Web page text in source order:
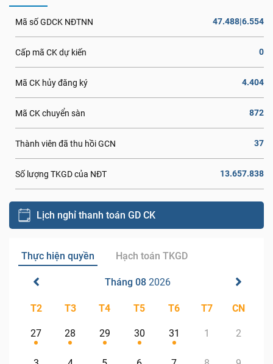
Mã số GDCK NĐTNN 47.488|6.554
Cấp mã CK dự kiến 0
Mã CK hủy đăng ký 4.404
Mã CK chuyển sàn 872
Thành viên đã thu hồi GCN 37
Số lượng TKGD của NĐT 13.657.838
Lịch nghỉ thanh toán GD CK
Thực hiện quyền Hạch toán TKGD
Tháng 08 2026
T2 T3 T4 T5 T6 T7 CN
27 28 29 30 31 1 2